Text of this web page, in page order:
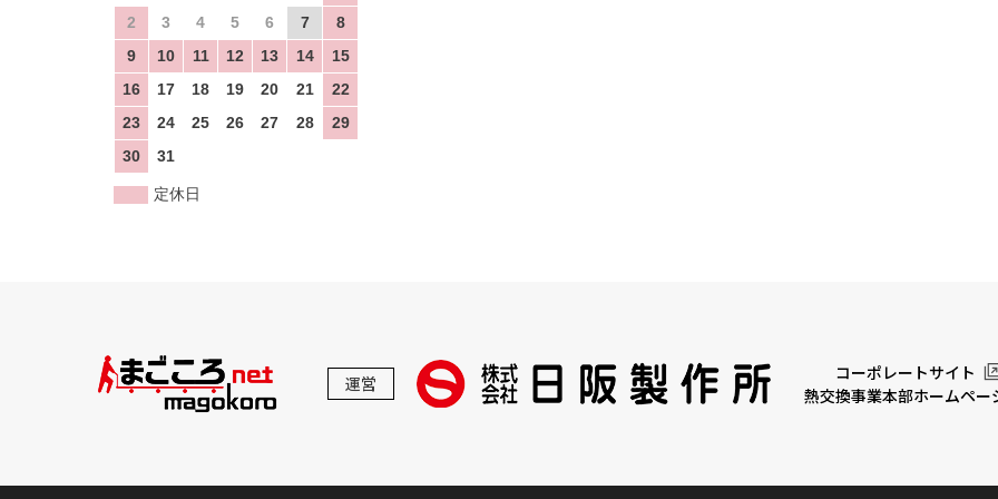
2 3 4 5 6 7
8
9
10 11 12 13 14
15
16
17 18 19 20 21
22
23
24 25 26 27 28
29
30
31
定休日
運営
コーポレートサイト
熱交換事業本部ホームペー